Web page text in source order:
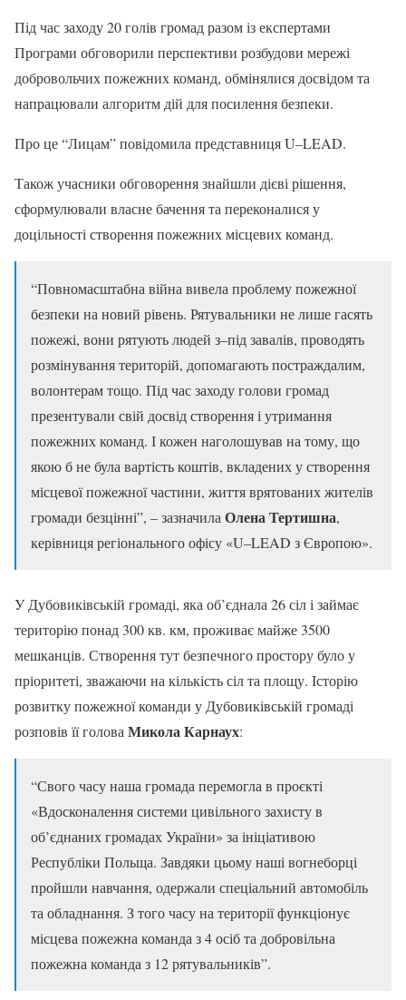
Під час заходу 20 голів громад разом із експертами
Програми обговорили перспективи розбудови мережі
добровольчих пожежних команд, обмінялися досвідом та
напрацювали алгоритм дій для посилення безпеки.
Про це “Лицам” повідомила представниця U–LEAD.
Також учасники обговорення знайшли дієві рішення,
сформулювали власне бачення та переконалися у
доцільності створення пожежних місцевих команд.
“Повномасштабна війна вивела проблему пожежної
безпеки на новий рівень. Рятувальники не лише гасять
пожежі, вони рятують людей з–під завалів, проводять
розмінування територій, допомагають постраждалим,
волонтерам тощо. Під час заходу голови громад
презентували свій досвід створення і утримання
пожежних команд. І кожен наголошував на тому, що
якою б не була вартість коштів, вкладених у створення
місцевої пожежної частини, життя врятованих жителів
громади безцінні”, – зазначила Олена Тертишна,
керівниця регіонального офісу «U–LEAD з Європою».
У Дубовиківській громаді, яка об’єднала 26 сіл і займає
територію понад 300 кв. км, проживає майже 3500
мешканців. Створення тут безпечного простору було у
пріоритеті, зважаючи на кількість сіл та площу. Історію
розвитку пожежної команди у Дубовиківській громаді
розповів її голова Микола Карнаух:
“Свого часу наша громада перемогла в проєкті
«Вдосконалення системи цивільного захисту в
об’єднаних громадах України» за ініціативою
Республіки Польща. Завдяки цьому наші вогнеборці
пройшли навчання, одержали спеціальний автомобіль
та обладнання. З того часу на території функціонує
місцева пожежна команда з 4 осіб та добровільна
пожежна команда з 12 рятувальників”.